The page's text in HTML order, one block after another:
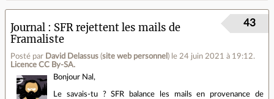
Journal
SFR rejettent les mails de
Framaliste
Posté par David Delassus (site web personnel ) le 24 juin 2021 à 19:12.
Licence CC By‑SA.
43
Bonjour Nal,
Le savais-tu ? SFR balance les mails en provenance de